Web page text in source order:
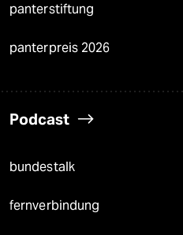
panterstiftung
panterpreis 2026
Podcast
bundestalk
fernverbindung